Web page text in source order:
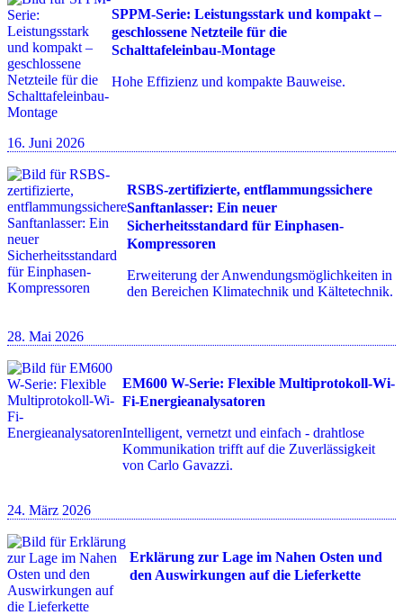
SPPM-Serie: Leistungsstark und kompakt –
geschlossene Netzteile für die
Schalttafeleinbau-Montage
Hohe Effizienz und kompakte Bauweise.
16. Juni 2026
RSBS-zertifizierte, entflammungssichere
Sanftanlasser: Ein neuer
Sicherheitsstandard für Einphasen-
Kompressoren
Erweiterung der Anwendungsmöglichkeiten in
den Bereichen Klimatechnik und Kältetechnik.
28. Mai 2026
EM600 W-Serie: Flexible Multiprotokoll-Wi-
Fi-Energieanalysatoren
Intelligent, vernetzt und einfach - drahtlose
Kommunikation trifft auf die Zuverlässigkeit
von Carlo Gavazzi.
24. März 2026
Erklärung zur Lage im Nahen Osten und
den Auswirkungen auf die Lieferkette